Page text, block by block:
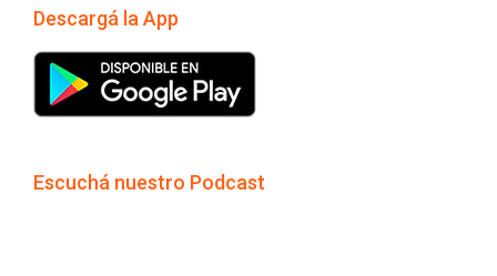
Descargá la App
Escuchá nuestro Podcast